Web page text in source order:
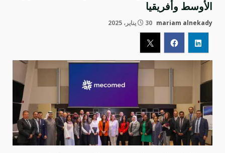
الأوسط وأفريقيا
mariam alnekady 30 يناير، 2025